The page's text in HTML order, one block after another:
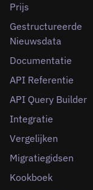
Prijs
Gestructureerde
Nieuwsdata
Documentatie
API Referentie
API Query Builder
Integratie
Vergelijken
Migratiegidsen
Kookboek